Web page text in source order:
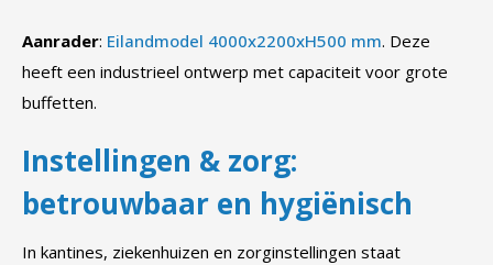
Aanrader: Eilandmodel 4000x2200xH500 mm. Deze
heeft een industrieel ontwerp met capaciteit voor grote
buffetten.
Instellingen & zorg:
betrouwbaar en hygiënisch
In kantines, ziekenhuizen en zorginstellingen staat